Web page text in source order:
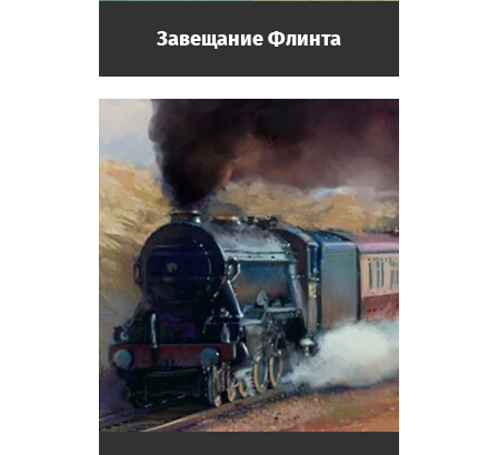
Завещание Флинта